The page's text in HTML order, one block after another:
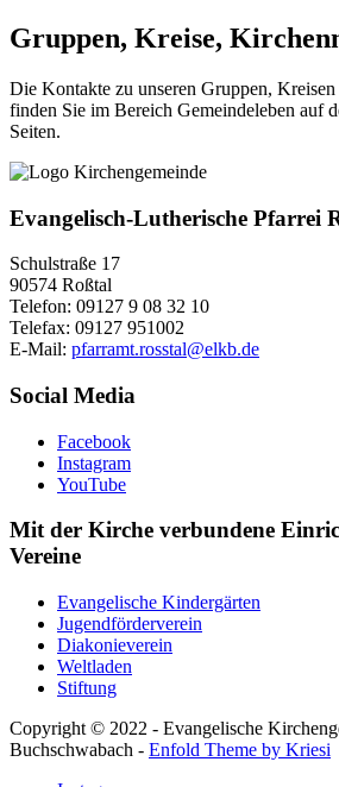
Gruppen, Kreise,
Die Kontakte zu unseren Gruppen,
finden Sie im Bereich Gemeindeleben auf
Seiten.
Evangelisch-Lutherische Pfarrei
Schulstraße 17
90574 Roßtal
Telefon: 09127 9 08 32 10
Telefax: 09127 951002
E-Mail: pfarramt.rosstal@elkb.de
Social Media
Facebook
Instagram
YouTube
Mit der Kirche verbundene
Vereine
Evangelische Kindergärten
Jugendförderverein
Diakonieverein
Weltladen
Stiftung
Copyright © 2022 - Evangelische
Buchschwabach - Enfold Theme by Kriesi